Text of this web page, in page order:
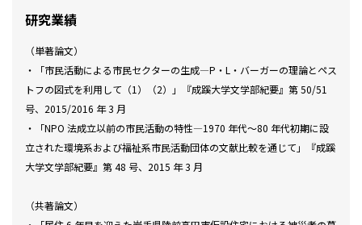
研究業績
（単著論文）
・「市民活動による市民セクターの生成―P・L・バーガーの理論とペス
トフの図式を利用して（1）（2）」『成蹊大学文学部紀要』第 50/51
号、2015/2016 年 3 月
・「NPO 法成立以前の市民活動の特性―1970 年代～80 年代初期に設
立された環境系および福祉系市民活動団体の文献比較を通じて」『成蹊
大学文学部紀要』第 48 号、2015 年 3 月
（共著論文）